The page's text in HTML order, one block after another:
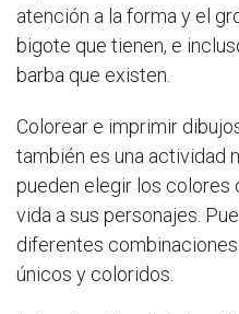
atención a la forma y el
bigote que tienen, e
barba que existen.
Colorear e imprimir
también es una actividad
pueden elegir los colores
vida a sus personajes.
diferentes
únicos y coloridos.